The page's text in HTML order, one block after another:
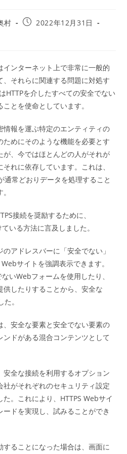
村
投
2022年12月31日
インターネット上で非常に一般的
それらに関連する問題に対処す
HTTPを介したすべての安全でない
とを使命としています。
報を運ぶ特定のエンティティの
めにそのような機能を必要とす
が、今ではほとんどの人がそれが
れに依存しています。これは、
通常どおりデータを処理すること
接続を奨励するために、
いる方法に言及しました。
アドレスバーに「安全でない」
サイトを強調表示できます。
いWebフォームを使用したり、
したりすることから、安全な
。
、安全な要素と安全でない要素の
ドがある混合コンテンツとして
全な接続を利用するオプション
がそれぞれのセキュリティ設定
。これにより、HTTPS Webサイ
ードを実現し、試みることができ
ることになった場合は、画面に